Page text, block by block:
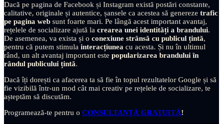
Dacă pe pagina de Facebook și Instagram există postări constante,
calitative, originale și autentice, șansele ca acestea să genereze trafic
pe pagina web sunt foarte mari. Pe lângă acest important avantaj,
rețelele de socializare ajută la crearea unei identități a brandului.
De asemenea, va exista și o conexiune strânsă cu publicul țintă,
pentru că putem stimula interacțiunea cu acesta. Și nu în ultimul
rând, un alt avantaj important este popularizarea brandului în
rândul publicului țintă.
Dacă îți dorești ca afacerea ta să fie în topul rezultatelor Google și să
fie vizibilă într-un mod cât mai creativ pe rețelele de socializare, te
așteptăm să discutăm.
Programează-te pentru o CONSULTANȚĂ GRATUITĂ!